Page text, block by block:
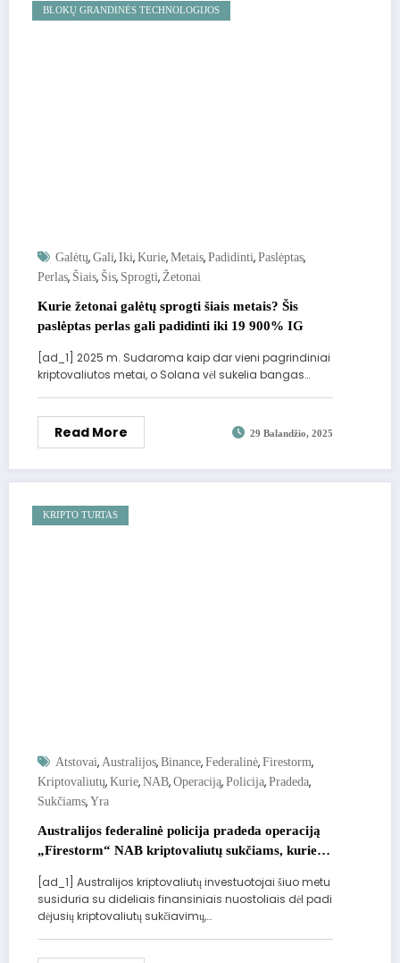
BLOKŲ GRANDINĖS TECHNOLOGIJOS
Galėtų, Gali, Iki, Kurie, Metais, Padidinti, Paslėptas,
Perlas, Šiais, Šis, Sprogti, Žetonai
Kurie žetonai galėtų sprogti šiais metais? Šis
paslėptas perlas gali padidinti iki 19 900% IG
[ad_1] 2025 m. Sudaroma kaip dar vieni pagrindiniai
kriptovaliutos metai, o Solana vėl sukelia bangas…
Read More 29 Balandžio, 2025
KRIPTO TURTAS
Atstovai, Australijos, Binance, Federalinė, Firestorm,
Kriptovaliutų, Kurie, NAB, Operaciją, Policija, Pradeda,
Sukčiams, Yra
Australijos federalinė policija pradeda operaciją
„Firestorm“ NAB kriptovaliutų sukčiams, kurie
[ad_1] Australijos kriptovaliutų investuotojai šiuo metu
susiduria su dideliais finansiniais nuostoliais dėl padi
dėjusių kriptovaliutų sukčiavimų,…